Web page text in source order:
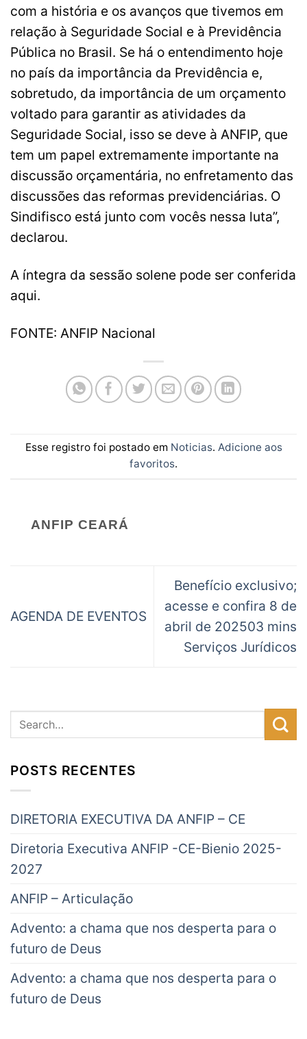
com a história e os avanços que tivemos em
relação à Seguridade Social e à Previdência
Pública no Brasil. Se há o entendimento hoje
no país da importância da Previdência e,
sobretudo, da importância de um orçamento
voltado para garantir as atividades da
Seguridade Social, isso se deve à ANFIP, que
tem um papel extremamente importante na
discussão orçamentária, no enfretamento das
discussões das reformas previdenciárias. O
Sindifisco está junto com vocês nessa luta”,
declarou.
A íntegra da sessão solene pode ser conferida
aqui.
FONTE: ANFIP Nacional
Esse registro foi postado em Noticias. Adicione aos
favoritos.
ANFIP CEARÁ
AGENDA DE EVENTOS
Benefício exclusivo;
acesse e confira 8 de
abril de 202503 mins
Serviços Jurídicos
POSTS RECENTES
DIRETORIA EXECUTIVA DA ANFIP – CE
Diretoria Executiva ANFIP -CE-Bienio 2025-
2027
ANFIP – Articulação
Advento: a chama que nos desperta para o
futuro de Deus
Advento: a chama que nos desperta para o
futuro de Deus